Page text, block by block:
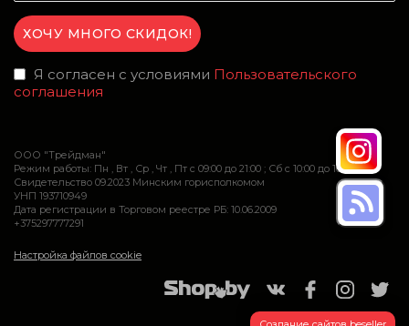
Я согласен с условиями Пользовательского
соглашения
ООО "Трейдман"
Режим работы: Пн , Вт , Ср , Чт , Пт c 09:00 до 21:00 ; Сб c 10:00 до 16:00
Свидетельство 09.2023 Минским горисполкомом
УНП 193710949
Дата регистрации в Торговом реестре РБ: 10.06.2009
+375297777291
Настройка файлов cookie